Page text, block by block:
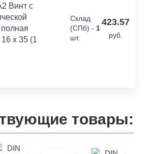
Винт с
полная
x 35 (1
Склад
(СПб) -1
шт.
423.57
руб.
товары: